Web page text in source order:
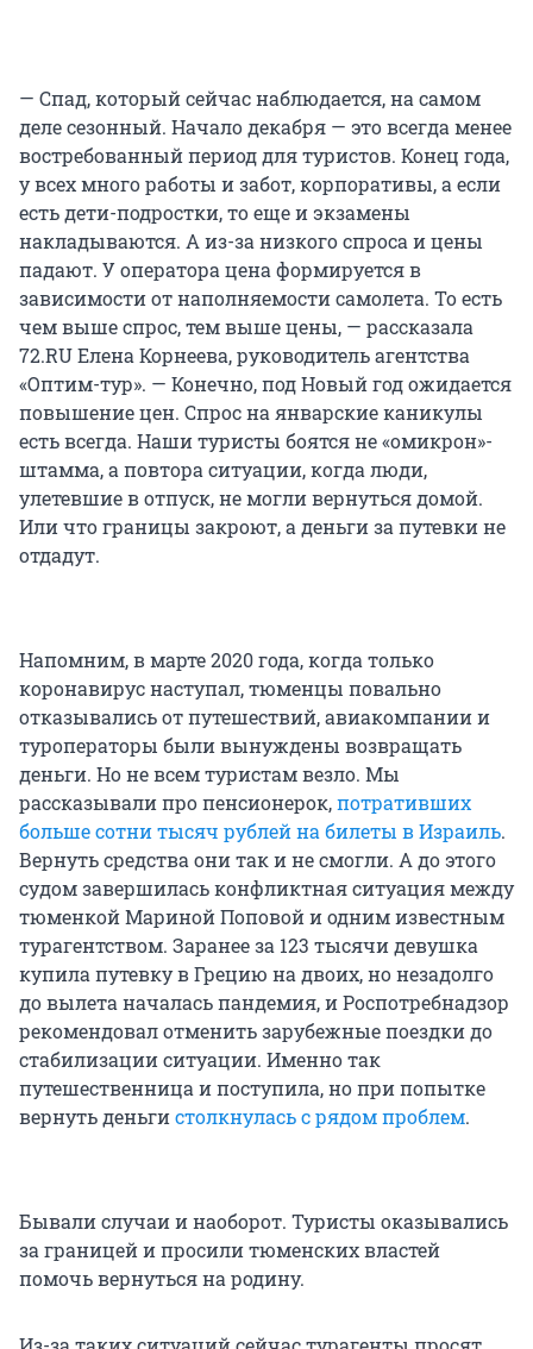
— Спад, который сейчас наблюдается, на самом
деле сезонный. Начало декабря — это всегда менее
востребованный период для туристов. Конец года,
у всех много работы и забот, корпоративы, а если
есть дети-подростки, то еще и экзамены
накладываются. А из-за низкого спроса и цены
падают. У оператора цена формируется в
зависимости от наполняемости самолета. То есть
чем выше спрос, тем выше цены, — рассказала
72.RU Елена Корнеева, руководитель агентства
«Оптим-тур». — Конечно, под Новый год ожидается
повышение цен. Спрос на январские каникулы
есть всегда. Наши туристы боятся не «омикрон»-
штамма, а повтора ситуации, когда люди,
улетевшие в отпуск, не могли вернуться домой.
Или что границы закроют, а деньги за путевки не
отдадут.
Напомним, в марте 2020 года, когда только
коронавирус наступал, тюменцы повально
отказывались от путешествий, авиакомпании и
туроператоры были вынуждены возвращать
деньги. Но не всем туристам везло. Мы
рассказывали про пенсионерок,потративших
больше сотни тысяч рублей на билеты в Израиль.
Вернуть средства они так и не смогли. А до этого
судом завершилась конфликтная ситуация между
тюменкой Мариной Поповой и одним известным
турагентством. Заранее за 123 тысячи девушка
купила путевку в Грецию на двоих, но незадолго
до вылета началась пандемия, и Роспотребнадзор
рекомендовал отменить зарубежные поездки до
стабилизации ситуации. Именно так
путешественница и поступила, но при попытке
вернуть деньгистолкнулась с рядом проблем.
Бывали случаи и наоборот. Туристы оказывались
за границей и просили тюменских властей
помочь вернуться на родину.